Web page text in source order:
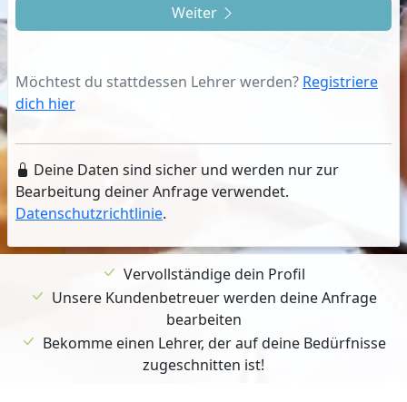
Weiter
Möchtest du stattdessen Lehrer werden? Registriere
dich hier
Deine Daten sind sicher und werden nur zur
Bearbeitung deiner Anfrage verwendet.
Datenschutzrichtlinie.
Vervollständige dein Profil
Unsere Kundenbetreuer werden deine Anfrage
bearbeiten
Bekomme einen Lehrer, der auf deine Bedürfnisse
zugeschnitten ist!